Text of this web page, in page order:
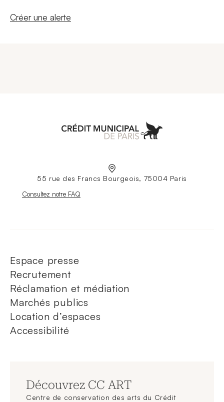
Nouvelle fenêtre
Créer une alerte
55 rue des Francs Bourgeois, 75004 Paris
Nouvelle fenêtre
Consultez notre FAQ
Espace presse
Recrutement
Réclamation et médiation
Marchés publics
Location d’espaces
Accessibilité
Découvrez CC ART
Centre de conservation des arts du Crédit